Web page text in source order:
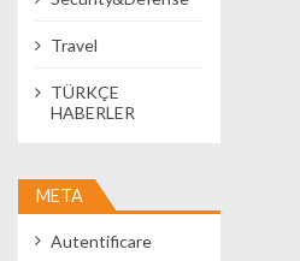
Travel
TÜRKÇE
HABERLER
META
Autentificare